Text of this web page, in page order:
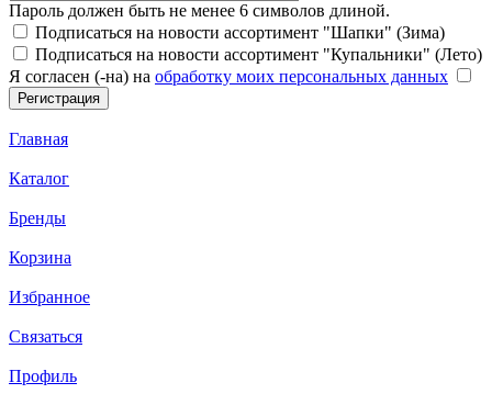
Пароль должен быть не менее 6 символов длиной.
Подписаться на новости ассортимент "Шапки" (Зима)
Подписаться на новости ассортимент "Купальники" (Лето)
Я согласен (-на) на обработку моих персональных данных
Главная
Каталог
Бренды
Корзина
Избранное
Связаться
Профиль